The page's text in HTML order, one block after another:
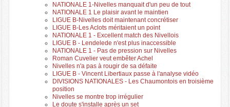
NATIONALE 1-Nivelles manquait d'un peu de tout
NATIONALE 1 Le plaisir avant le maintien
LIGUE B-Nivelles doit maintenant concrétiser
LIGUE B-Les Aclots méritaient un point
NATIONALE 1 - Excellent match des Nivellois
LIGUE B - Lendelede n'est plus inaccessible
NATIONALE 1 - Pas de pression sur Nivelles
Roman Cuvelier veut embêter Achel
Nivelles n'a pas à rougir de sa défaite
LIGUE B - Vincent Libertiaux passe à l'analyse vidéo
DIVISIONS NATIONALES - Les Chaumontois en troisième
position
Nivelles se montre trop irrégulier
Le doute s'installe après un set